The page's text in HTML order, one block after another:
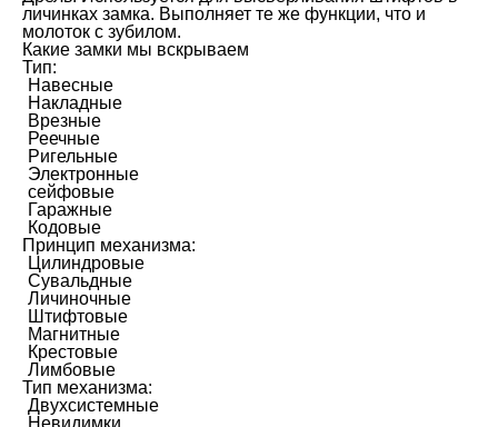
личинках замка. Выполняет те же функции, что и
молоток с зубилом.
Какие замки мы вскрываем
Тип:
Навесные
Накладные
Врезные
Реечные
Ригельные
Электронные
сейфовые
Гаражные
Кодовые
Принцип механизма:
Цилиндровые
Сувальдные
Личиночные
Штифтовые
Магнитные
Крестовые
Лимбовые
Тип механизма:
Двухсистемные